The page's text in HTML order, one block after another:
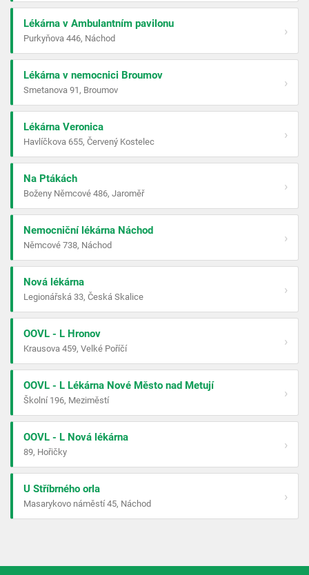
Lékárna v Ambulantním pavilonu
Purkyňova 446, Náchod
›
Lékárna v nemocnici Broumov
Smetanova 91, Broumov
›
Lékárna Veronica
Havlíčkova 655, Červený Kostelec
›
Na Ptákách
Boženy Němcové 486, Jaroměř
›
Nemocniční lékárna Náchod
Němcové 738, Náchod
›
Nová lékárna
Legionářská 33, Česká Skalice
›
OOVL - L Hronov
Krausova 459, Velké Poříčí
›
OOVL - L Lékárna Nové Město nad Metují
Školní 196, Meziměstí
›
OOVL - L Nová lékárna
89, Hořičky
›
U Stříbrného orla
Masarykovo náměstí 45, Náchod
›